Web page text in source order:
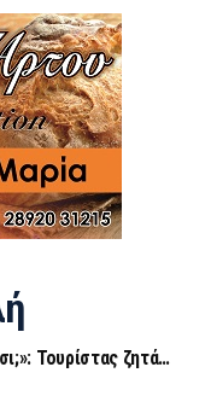
Τουρίστας ζητά…